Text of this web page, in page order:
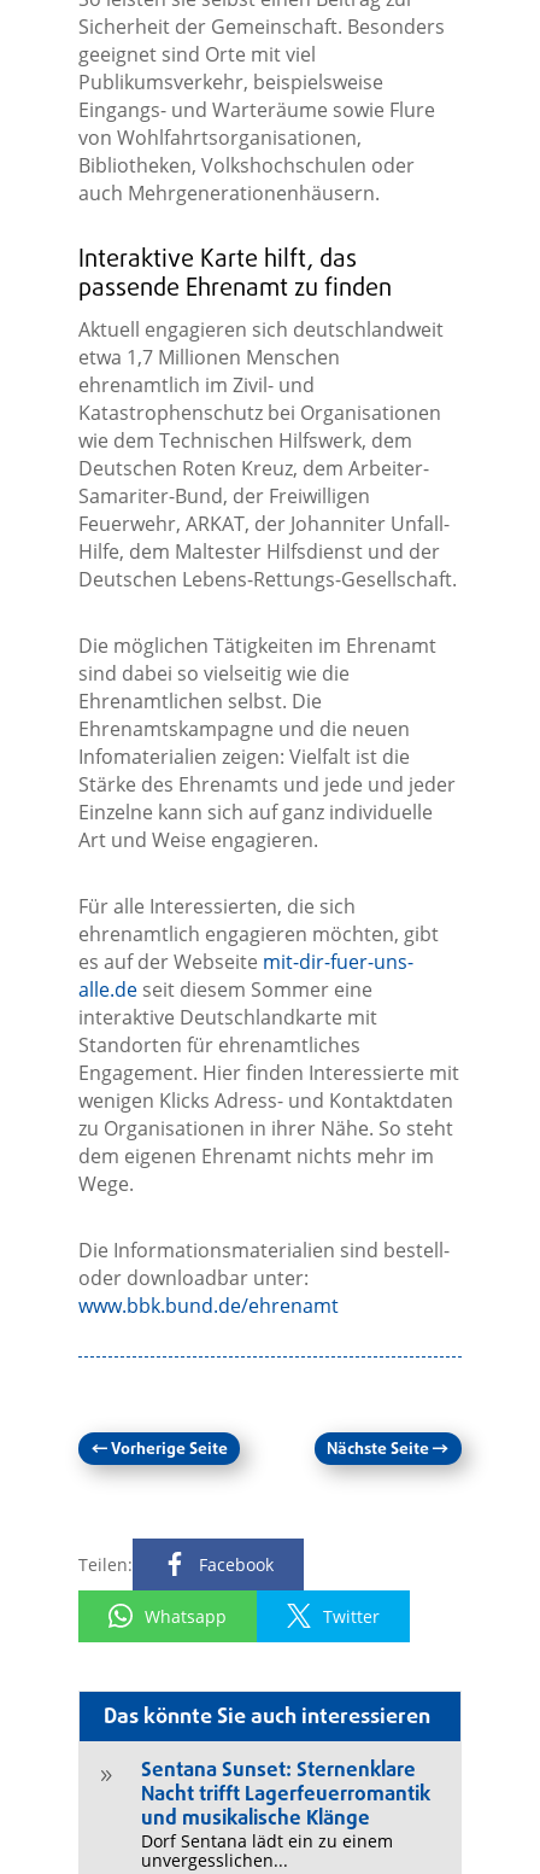
Das könnte Sie auch interessieren
9
Sentana Sunset: Sternenklare
Nacht trifft Lagerfeuerromantik
und musikalische Klänge
Dorf Sentana lädt ein zu einem
unvergesslichen...
Sicherheit der Gemeinschaft. Besonders
geeignet sind Orte mit viel
Publikumsverkehr, beispielsweise
Eingangs- und Warteräume sowie Flure
von Wohlfahrtsorganisationen,
Bibliotheken, Volkshochschulen oder
auch Mehrgenerationenhäusern.
Interaktive Karte hilft, das
passende Ehrenamt zu finden
Aktuell engagieren sich deutschlandweit
etwa 1,7 Millionen Menschen
ehrenamtlich im Zivil- und
Katastrophenschutz bei Organisationen
wie dem Technischen Hilfswerk, dem
Deutschen Roten Kreuz, dem Arbeiter-
Samariter-Bund, der Freiwilligen
Feuerwehr, ARKAT, der Johanniter Unfall-
Hilfe, dem Maltester Hilfsdienst und der
Deutschen Lebens-Rettungs-Gesellschaft.
Die möglichen Tätigkeiten im Ehrenamt
sind dabei so vielseitig wie die
Ehrenamtlichen selbst. Die
Ehrenamtskampagne und die neuen
Infomaterialien zeigen: Vielfalt ist die
Stärke des Ehrenamts und jede und jeder
Einzelne kann sich auf ganz individuelle
Art und Weise engagieren.
Für alle Interessierten, die sich
ehrenamtlich engagieren möchten, gibt
es auf der Webseite mit-dir-fuer-uns-
alle.deseit diesem Sommer eine
interaktive Deutschlandkarte mit
Standorten für ehrenamtliches
Engagement. Hier finden Interessierte mit
wenigen Klicks Adress- und Kontaktdaten
zu Organisationen in ihrer Nähe. So steht
dem eigenen Ehrenamt nichts mehr im
Wege.
Die Informationsmaterialien sind bestell-
oder downloadbar unter:
www.bbk.bund.de/ehrenamt
←Vorherige Seite Nächste Seite→
Teilen: Facebook
Whatsapp Twitter